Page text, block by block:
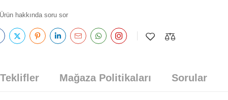
Ürün hakkında soru sor
Teklifler Mağaza Politikaları Sorular